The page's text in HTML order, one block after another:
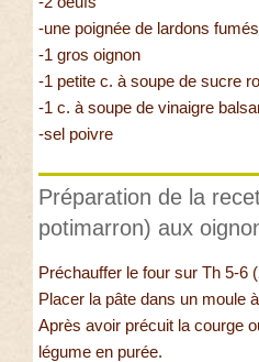
-une poignée de lardons fumés
-1 gros oignon
-1 petite c. à soupe de sucre
-1 c. à soupe de vinaigre
-sel poivre
Préparation de la
potimarron) aux
Préchauffer le four sur Th 5-6
Placer la pâte dans un moule
Après avoir précuit la courge
légume en purée.